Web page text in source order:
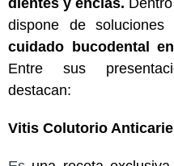
dispone de
cuidado bucodental
Entre sus
destacan:
Vitis Colutorio